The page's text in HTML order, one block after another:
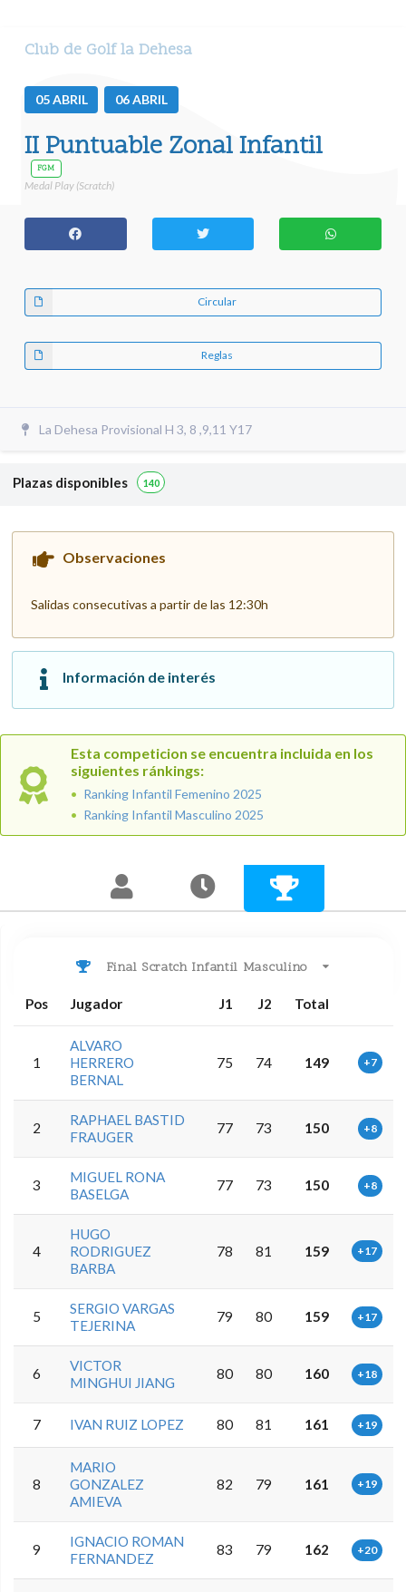
Club de Golf la Dehesa
05ABRIL 06ABRIL
II Puntuable Zonal Infantil
FGM
Medal Play (Scratch)
Circular
Reglas
La Dehesa Provisional H 3, 8 ,9,11 Y17
Plazas disponibles 140
Observaciones
Salidas consecutivas a partir de las 12:30h
Información de interés
Esta competicion se encuentra incluida en los
siguientes ránkings:
Ranking Infantil Femenino 2025
Ranking Infantil Masculino 2025
Final Scratch Infantil Masculino
Pos Jugador J1 J2 Total
1
ALVARO
HERRERO
BERNAL
75 74 149 +7
2
RAPHAEL BASTID
FRAUGER
77 73 150 +8
3
MIGUEL RONA
BASELGA
77 73 150 +8
4
HUGO
RODRIGUEZ
BARBA
78 81 159 +17
5
SERGIO VARGAS
TEJERINA
79 80 159 +17
6
VICTOR
MINGHUI JIANG
80 80 160 +18
7 IVAN RUIZ LOPEZ 80 81 161 +19
8
MARIO
GONZALEZ
AMIEVA
82 79 161 +19
9
IGNACIO ROMAN
FERNANDEZ
83 79 162 +20